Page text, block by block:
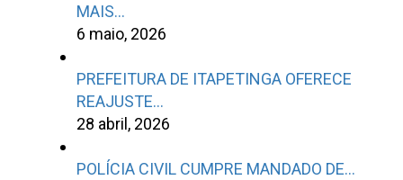
MAIS…
6 maio, 2026
PREFEITURA DE ITAPETINGA OFERECE
REAJUSTE…
28 abril, 2026
POLÍCIA CIVIL CUMPRE MANDADO DE…